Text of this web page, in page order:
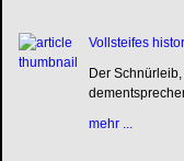
Vollsteifes
Der
mehr ...